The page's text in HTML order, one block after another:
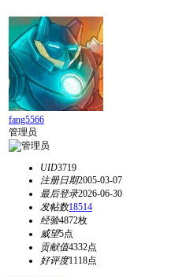
fang5566
管理员
UID3719
注册日期2005-03-07
最后登录2026-06-30
发帖数18514
经验4872枚
威望5点
贡献值4332点
好评度1118点